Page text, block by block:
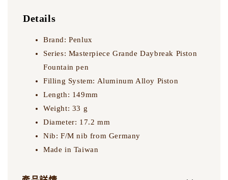
Details
Brand: Penlux
Series: Masterpiece Grande Daybreak Piston
Fountain pen
Filling System: Aluminum Alloy Piston
Length: 149mm
Weight: 33 g
Diameter: 17.2 mm
Nib: F/M nib from Germany
Made in Taiwan